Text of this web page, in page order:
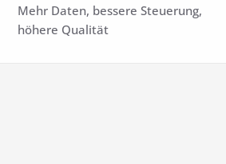
Mehr Daten, bessere Steuerung,
höhere Qualität